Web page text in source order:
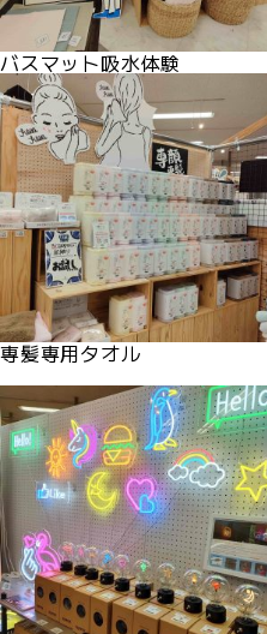
バスマット吸水体験
専髪専用タオル